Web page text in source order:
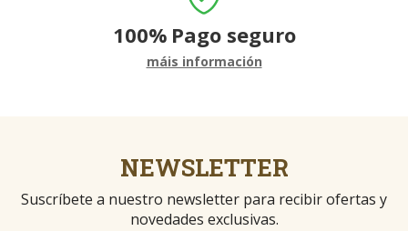
100% Pago seguro
máis información
NEWSLETTER
Suscríbete a nuestro newsletter para recibir ofertas y
novedades exclusivas.